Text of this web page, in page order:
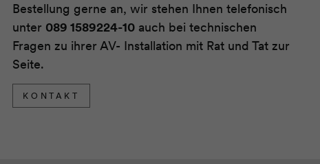
Bestellung gerne an, wir stehen Ihnen telefonisch
unter 089 1589224-10 auch bei technischen
Fragen zu ihrer AV- Installation mit Rat und Tat zur
Seite.
KONTAKT